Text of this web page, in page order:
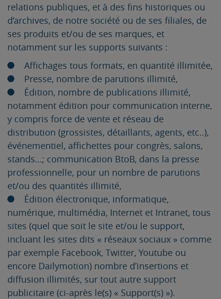
relations publiques, et à des fins historiques ou
d’archives, de notre société ou de ses filiales, de
ses produits et/ou de ses marques, et
notamment sur les supports suivants :
Affichages tous formats, en quantité illimitée,
Presse, nombre de parutions illimité,
Édition, nombre de publications illimité,
notamment édition pour communication interne,
y compris force de vente et réseau de
distribution (grossistes, détaillants, agents, etc..),
événementiel, affichettes pour congrès, salons,
stands…; communication BtoB, dans la presse
professionnelle, pour un nombre de parutions
et/ou des quantités illimité,
Édition électronique, informatique,
numérique, multimédia, Internet et Intranet, tous
sites (quel que soit le site et/ou le support,
incluant les sites dits « réseaux sociaux » comme
par exemple Facebook, Twitter, Youtube ou
encore Dailymotion) nombre d’insertions et
diffusion illimités, sur tout autre support
publicitaire (ci-après le(s) « Support(s) »).